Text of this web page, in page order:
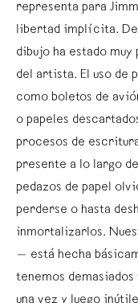
representa para
libertad implícita. De
dibujo ha estado
del artista. El uso de
como boletos de
o papeles
procesos de
presente a lo largo
pedazos de papel
perderse o hasta
inmortalizarlos.
— está hecha
tenemos demasiados